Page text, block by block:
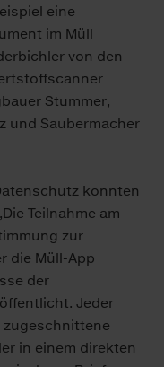
eine
im Müll
von den
Stummer,
und Saubermacher
konnten
Teilnahme am
zur
die Müll-App
der
Jeder
zugeschnittene
in einem direkten